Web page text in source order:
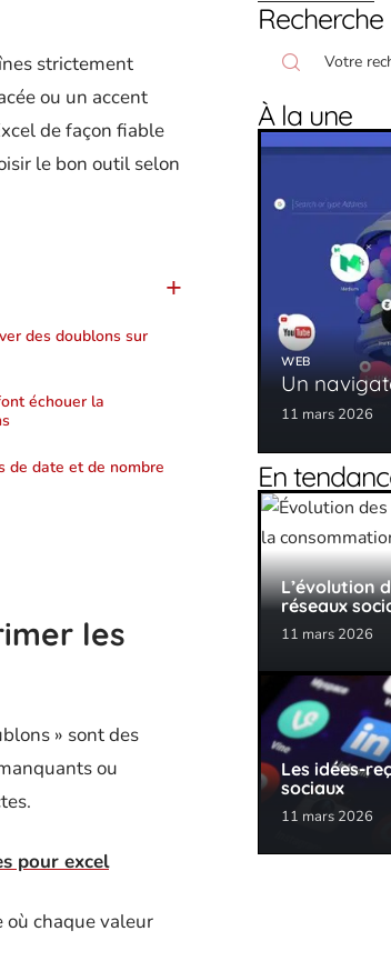
strictement
ou un accent
de façon fiable
le bon outil selon
des doublons sur
échouer la
de date et de nombre
les
» sont des
ou
pour excel
où chaque valeur
Recherche
À la une
WEB
Un
11 mars 2026
En
L’évolution
réseaux
11 mars 2026
Les idées-
sociaux
11 mars 2026